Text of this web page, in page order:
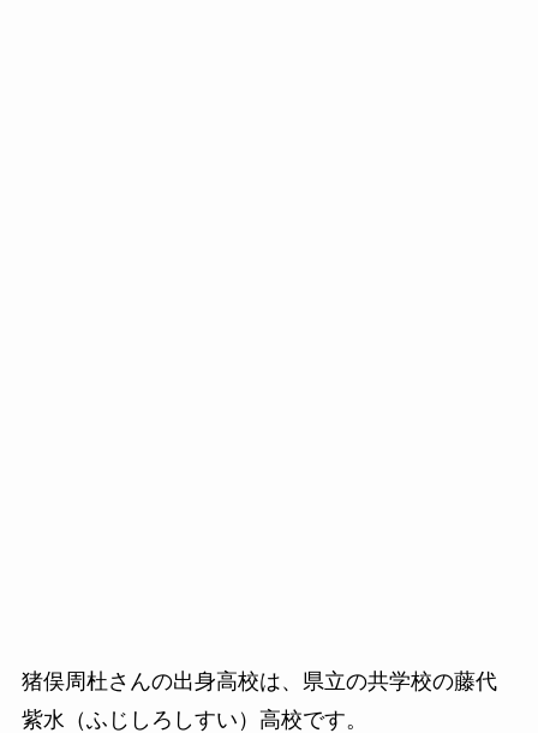
猪俣周杜さんの出身高校は、県立の共学校の藤代
紫水（ふじしろしすい）高校です。